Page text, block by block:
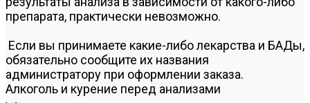
препарата, практически невозможно.
Если вы принимаете какие-либо лекарства и БАДы,
обязательно сообщите их названия
администратору при оформлении заказа.
Алкоголь и курение перед анализами